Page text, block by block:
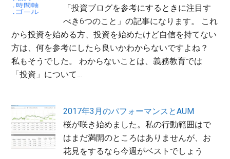
「投資ブログを参考にするときに注目す
べき6つのこと」の記事になります。 これ
から投資を始める方、投資を始めたけど自信を持てない
方は、何を参考にしたら良いかわからないですよね？
私もそうでした。 わからないことは、義務教育では
「投資」について…
2017年3月のパフォーマンスとAUM
桜が咲き始めました。私の行動範囲はで
はまだ満開のところはありませんが、お
花見をするなら今週がベストでしょう